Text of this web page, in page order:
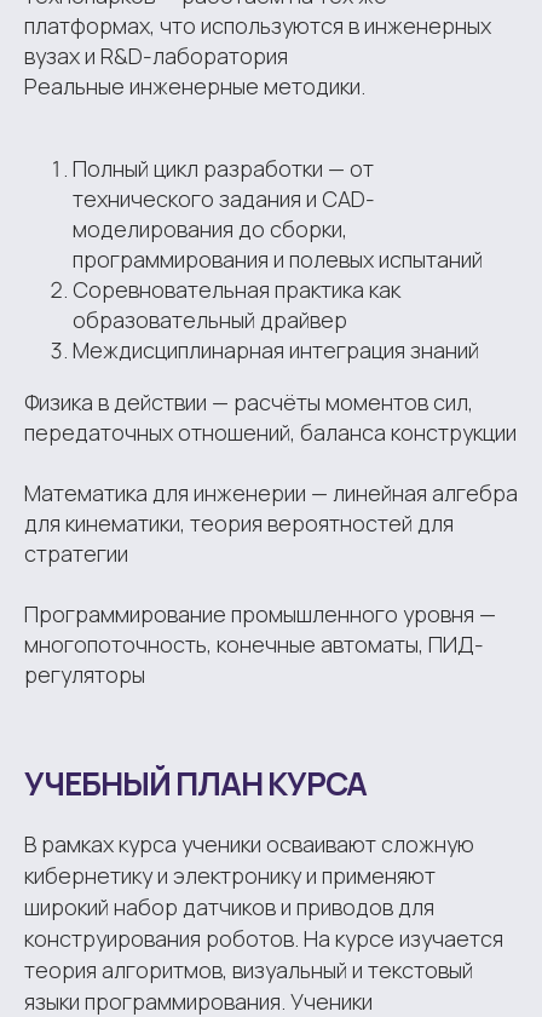
платформах, что используются в инженерных
вузах и R&D-лаборатория
Реальные инженерные методики.
Полный цикл разработки — от
технического задания и CAD-
моделирования до сборки,
программирования и полевых испытаний
Соревновательная практика как
образовательный драйвер
Междисциплинарная интеграция знаний
Физика в действии — расчёты моментов сил,
передаточных отношений, баланса конструкции
Математика для инженерии — линейная алгебра
для кинематики, теория вероятностей для
стратегии
Программирование промышленного уровня —
многопоточность, конечные автоматы, ПИД-
регуляторы
УЧЕБНЫЙ ПЛАН КУРСА
В рамках курса ученики осваивают сложную
кибернетику и электронику и применяют
широкий набор датчиков и приводов для
конструирования роботов. На курсе изучается
теория алгоритмов, визуальный и текстовый
языки программирования. Ученики